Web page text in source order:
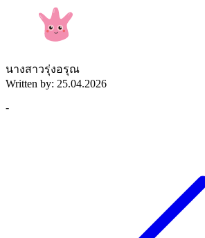
นางสาวรุ่งอรุณ
Written by: 25.04.2026
-